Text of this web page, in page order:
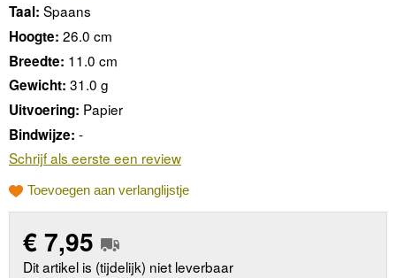
Taal: Spaans
Hoogte: 26.0 cm
Breedte: 11.0 cm
Gewicht: 31.0 g
Uitvoering: Papier
Bindwijze: -
Schrijf als eerste een review
Toevoegen aan verlanglijstje
€7,95
Dit artikel is (tijdelijk) niet leverbaar